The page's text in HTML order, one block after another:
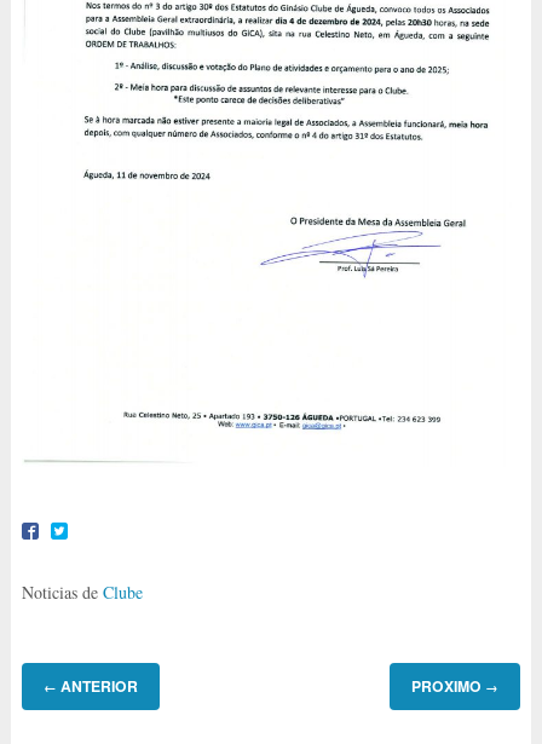
Noticias de Clube
← ANTERIOR PROXIMO →